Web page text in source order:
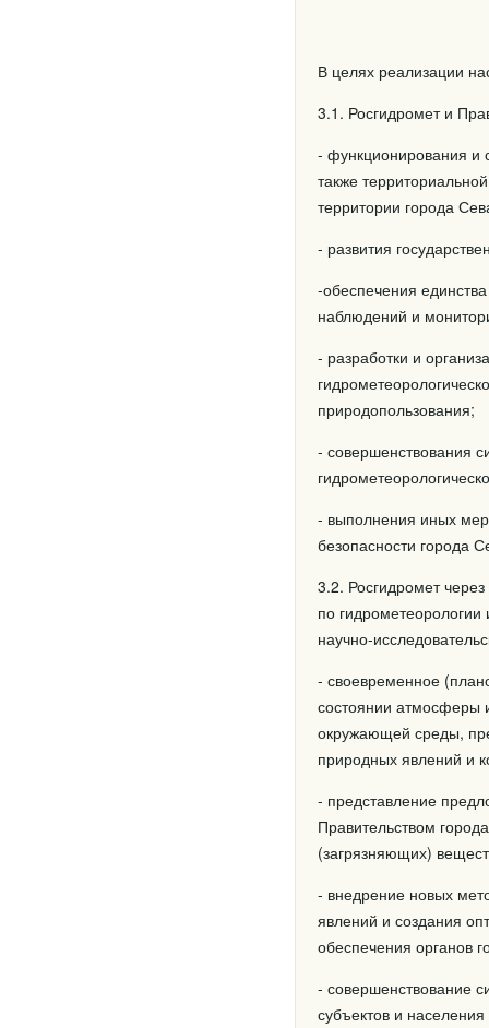
В целях реализации
3.1. Росгидромет и
- функционирования и
также
территории города
- развития
-обеспечения
наблюдений и
- разработки и
природопользования;
- совершенствования
- выполнения иных
безопасности города
3.2. Росгидромет
по
научно-
- своевременное
состоянии атмосферы
окружающей среды,
природных явлений и
- представление
Правительством
(загрязняющих)
- внедрение новых
явлений и создания
обеспечения органов
- совершенствование
субъектов и